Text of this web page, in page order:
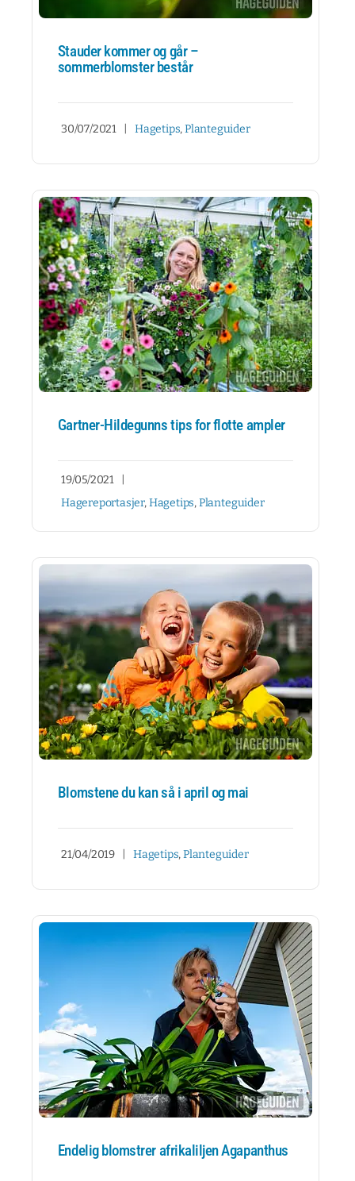
Stauder kommer og går –
sommerblomster består
30/07/2021 Hagetips,Planteguider
Gartner-Hildegunns tips for flotte ampler
19/05/2021
Hagereportasjer,Hagetips,Planteguider
Blomstene du kan så i april og mai
21/04/2019 Hagetips,Planteguider
Endelig blomstrer afrikaliljen Agapanthus